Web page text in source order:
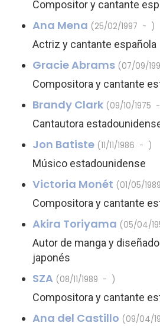
Compositor y cantante
Ana Mena (25/02/1997 - )
Actriz y cantante española
Gracie Abrams (07/09/
Compositora y cantante
Brandy Clark (09/10/1975
Cantautora
Jon Batiste (11/11/1986 - )
Músico estadounidense
Victoria Monét (01/05/
Compositora y cantante
Akira Toriyama (05/04/
Autor de manga y
japonés
SZA (08/11/1989 - )
Compositora y cantante
Ana del Castillo (09/04/